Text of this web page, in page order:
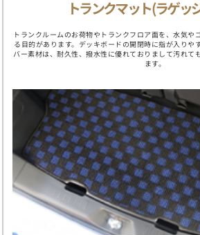
トランクマット(ラゲッ
トランクルームのお荷物やトランクフロア面を、水気や
る目的があります。デッキボードの開閉時に指が入りや
バー素材は、耐久性、撥水性に優れておりまして汚れて
ます。